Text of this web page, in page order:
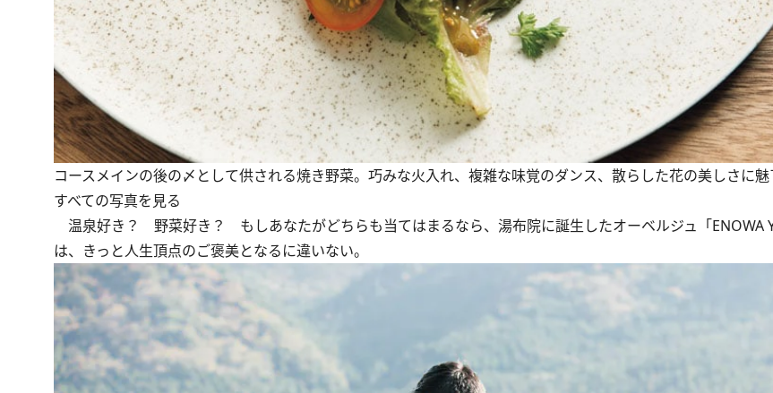
コースメインの後の〆として供される焼き野菜。巧みな火入れ、複雑な味覚のダンス、散らした花の美しさに魅
すべての写真を見る
温泉好き？ 野菜好き？ もしあなたがどちらも当てはまるなら、湯布院に誕生したオーベルジュ「ENOWA
は、きっと人生頂点のご褒美となるに違いない。